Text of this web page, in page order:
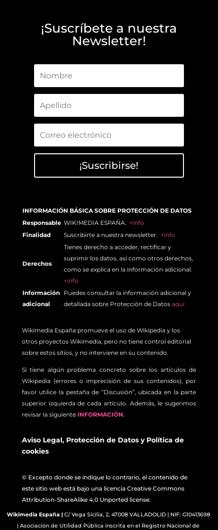
¡Suscríbete a nuestra
Newsletter!
¡Suscribirse!
INFORMACIÓN BÁSICA SOBRE PROTECCIÓN DE DATOS
Responsable WIKIMEDIA ESPAÑA. +info
Finalidad
Suscribirte a nuestra newsletter. +info
Derechos
Tienes derecho a acceder, rectificar y
suprimir los datos, así como otros derechos,
como se explica en la información adicional.
+info
Información
adicional
Puedes consultar la información adicional y
detallada sobre Protección de Datos aquí
Wikimedia España promueve el uso de Wikipedia y los
otros proyectos Wikimedia, pero no tiene control editorial
sobre estos sitios, y no interviene en su contenido.
Si tiene algún problema concreto sobre los artículos de
Wikipedia (errores o imprecisión de sus contenidos), por
favor utilice la pestaña de “Discusión”, ubicada en la parte
superior izquierda de cada artículo. Además, le sugerimos
revisar la siguiente INFORMACIÓN.
Aviso Legal, Protección de Datosy Política de
cookies
© Excepto donde se indique lo contrario, el contenido de
este sitio web está bajo una licencia Creative Commons
Attribution-ShareAlike 4.0 Unported license.
Wikimedia España | C/ Vega Sicilia, 2, 47008 VALLADOLID | NIF: G10413698
| Asociación de Utilidad Pública inscrita en el Registro Nacional de